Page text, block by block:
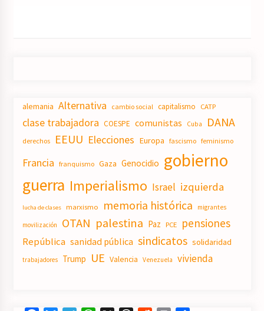
alemania Alternativa cambio social capitalismo CATP
clase trabajadora COESPE comunistas Cuba DANA
derechos EEUU Elecciones Europa fascismo feminismo
Francia franquismo Gaza Genocidio gobierno
guerra Imperialismo Israel izquierda
lucha de clases marxismo memoria histórica migrantes
movilización OTAN palestina Paz PCE pensiones
República sanidad pública sindicatos solidaridad
trabajadores Trump UE Valencia Venezuela vivienda